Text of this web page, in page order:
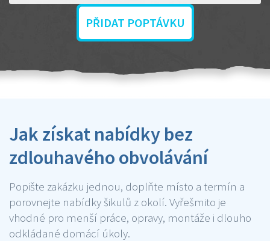
PŘIDAT POPTÁVKU
Jak získat nabídky bez
zdlouhavého obvolávání
Popište zakázku jednou, doplňte místo a termín a
porovnejte nabídky šikulů z okolí. Vyřešmito je
vhodné pro menší práce, opravy, montáže i dlouho
odkládané domácí úkoly.